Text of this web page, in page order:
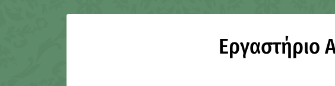
[smartslider3 slider="2"]
Εργαστήριο